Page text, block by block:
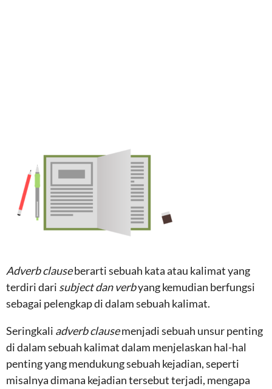
Adverb clauseberarti sebuah kata atau kalimat yang
terdiri dari subject dan verbyang kemudian berfungsi
sebagai pelengkap di dalam sebuah kalimat.
Seringkali adverb clausemenjadi sebuah unsur penting
di dalam sebuah kalimat dalam menjelaskan hal-hal
penting yang mendukung sebuah kejadian, seperti
misalnya dimana kejadian tersebut terjadi, mengapa